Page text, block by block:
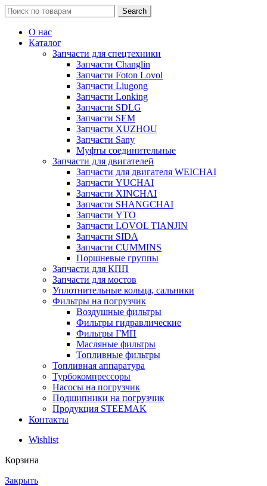
Search
for:
Search
О нас
Каталог
Запчасти для спецтехники
Запчасти Changlin
Запчасти Foton Lovol
Запчасти Liugong
Запчасти Lonking
Запчасти SDLG
Запчасти SEM
Запчасти XUZHOU
Запчасти Sany
Муфты соединительные
Запчасти для двигателей
Запчасти для двигателя WEICHAI
Запчасти YUCHAI
Запчасти XINCHAI
Запчасти SHANGCHAI
Запчасти YTO
Запчасти LOVOL TIANJIN
Запчасти SIDA
Запчасти CUMMINS
Поршневые группы
Запчасти для КПП
Запчасти для мостов
Уплотнительные кольца, сальники
Фильтры на погрузчик
Воздушные фильтры
Фильтры гидравлические
Фильтры ГМП
Масляные фильтры
Топливные фильтры
Топливная аппаратура
Турбокомпрессоры
Насосы на погрузчик
Подшипники на погрузчик
Продукция STEEMAK
Контакты
Wishlist
Корзина
Закрыть